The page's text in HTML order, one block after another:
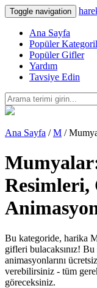
Toggle navigation
Ana Sayfa
Popüler
Popüler Gifler
Yardım
Tavsiye Edin
Ana Sayfa /M /
Bu kategoride, harika
gifleri bulacaksınız!
animasyonlarını
verebilirsiniz - tüm
göreceksiniz.